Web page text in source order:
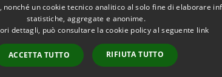
Copyright © 2026 •
nonché un cookie tecnico analitico al solo fine di elaborare
statistiche, aggregate e anonime.
dettagli, può consultare la cookie policy al seguente link
ACCETTA TUTTO RIFIUTA TUTTO